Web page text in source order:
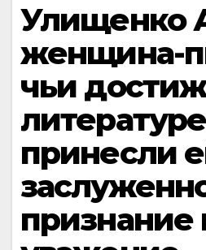
Улищенко
женщина-
чьи
литературе
принесли
признание